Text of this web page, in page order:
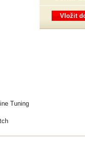
Tuning